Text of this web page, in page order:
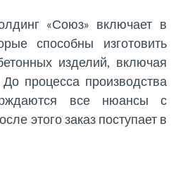
«Союз» включает в
способны изготовить
изделий, включая
процесса производства
все нюансы с
этого заказ поступает в